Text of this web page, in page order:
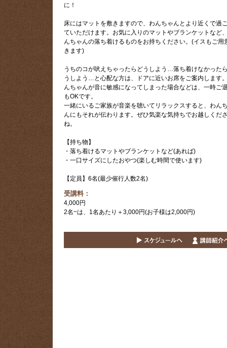
に！
床にはマットを敷きますので、わんちゃんとより近くで過
ていただけます。お気に入りのマットやブランケットなど
んちゃんの落ち着けるものをお持ちください。(イスもご用
きます)
うちのコが吠えちゃったらどうしよう…落ち着けなかった
うしよう…と心配な方は、ドアに近いお席をご案内します
んちゃんが音に敏感になってしまった場合などは、一時ご
もOKです。
一緒にいるご家族が音楽を聴いてリラックスすると、わん
んにもそれが伝わります。ぜひ気楽な気持ちでお越しくだ
ね。
【持ち物】
・落ち着けるマットやブランケットなど(あれば)
・一口サイズにしたおやつ(楽しむ時間で使います)
【定員】6名(最少催行人数2名)
受講料：
4,000円
2名~は、1名あたり＋3,000円(お子様は2,000円)